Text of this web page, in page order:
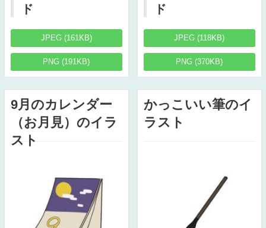
ド
JPEG (161KB)
PNG (191KB)
ド
JPEG (118KB)
PNG (370KB)
9月のカレンダー
（お月見）のイラ
スト
かっこいい筆のイ
ラスト